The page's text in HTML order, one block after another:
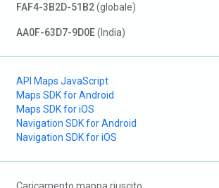
FAF4-3B2D-51B2(globale)
AA0F-63D7-9D0E(India)
API Maps JavaScript
Maps SDK for Android
Maps SDK for iOS
Navigation SDK for Android
Navigation SDK for iOS